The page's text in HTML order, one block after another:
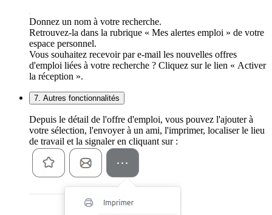
Donnez un nom à votre recherche.
Retrouvez-la dans la rubrique « Mes alertes emploi » de votre
espace personnel.
Vous souhaitez recevoir par e-mail les nouvelles offres
d'emploi liées à votre recherche ? Cliquez sur le lien « Activer
la réception ».
7. Autres fonctionnalités
Depuis le détail de l'offre d'emploi, vous pouvez l'ajouter à
votre sélection, l'envoyer à un ami, l'imprimer, localiser le lieu
de travail et la signaler en cliquant sur :